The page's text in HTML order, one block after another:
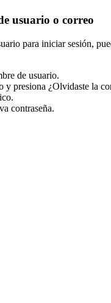
usuario o correo
para iniciar sesión,
de usuario.
presiona ¿Olvidaste la
contraseña.